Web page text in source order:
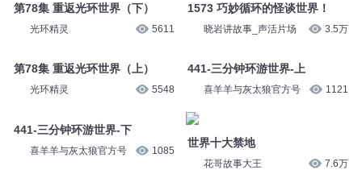
第78集 重返光环世界（下）
光环精灵 5611
第78集 重返光环世界（上）
光环精灵 5548
441-三分钟环游世界-下
喜羊羊与灰太狼官方号 1085
1573 巧妙循环的怪谈世界！
晓岩讲故事_声活片场 3.5万
441-三分钟环游世界-上
喜羊羊与灰太狼官方号 1121
世界十大禁地
花哥故事大王 7.6万